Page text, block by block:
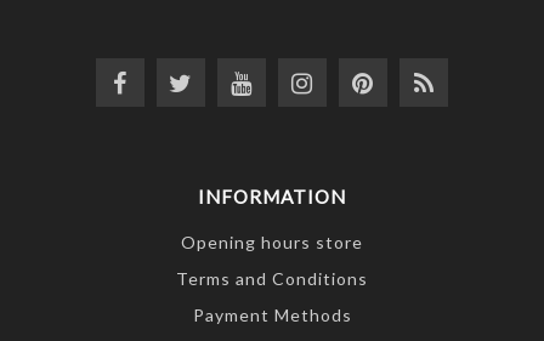
INFORMATION
Opening hours store
Terms and Conditions
Payment Methods